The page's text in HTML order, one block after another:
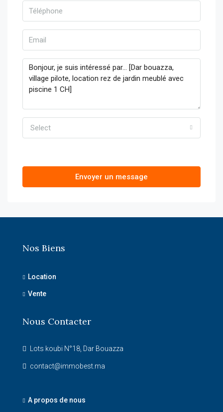
Select
Envoyer un message
Nos Biens
Location
Vente
Nous Contacter
Lots koubi N°18, Dar Bouazza
contact@immobest.ma
A propos de nous